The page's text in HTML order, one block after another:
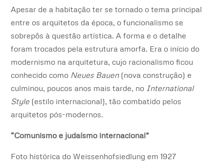
Apesar de a habitação ter se tornado o tema principal
entre os arquitetos da época, o funcionalismo se
sobrepôs à questão artística. A forma e o detalhe
foram trocados pela estrutura amorfa. Era o início do
modernismo na arquitetura, cujo racionalismo ficou
conhecido como Neues Bauen(nova construção) e
culminou, poucos anos mais tarde, no International
Style (estilo internacional), tão combatido pelos
arquitetos pós-modernos.
“Comunismo e judaísmo internacional”
Foto histórica do Weissenhofsiedlung em 1927